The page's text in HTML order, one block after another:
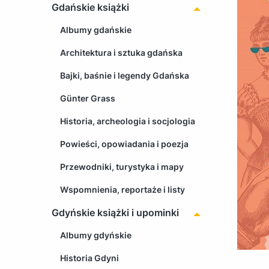
Gdańskie książki
Albumy gdańskie
Architektura i sztuka gdańska
Bajki, baśnie i legendy Gdańska
Günter Grass
Historia, archeologia i socjologia
Powieści, opowiadania i poezja
Przewodniki, turystyka i mapy
Wspomnienia, reportaże i listy
Gdyńskie książki i upominki
Albumy gdyńskie
Historia Gdyni